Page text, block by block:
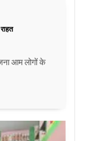
आम लोगों के